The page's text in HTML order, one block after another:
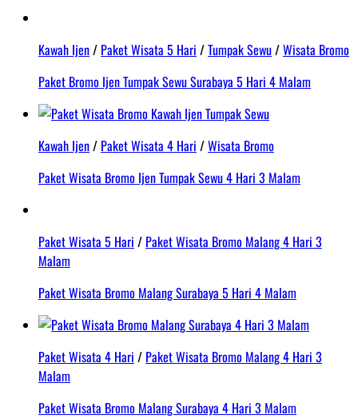
Kawah Ijen/ Paket Wisata 5 Hari /Tumpak Sewu/Wisata Bromo
Paket Bromo Ijen Tumpak Sewu Surabaya 5 Hari 4 Malam
Kawah Ijen/ Paket Wisata 4 Hari /Wisata Bromo
Paket Wisata Bromo Ijen Tumpak Sewu 4 Hari 3 Malam
Paket Wisata 5 Hari / Paket Wisata Bromo Malang 4 Hari 3
Malam
Paket Wisata Bromo Malang Surabaya 5 Hari 4 Malam
Paket Wisata 4 Hari / Paket Wisata Bromo Malang 4 Hari 3
Malam
Paket Wisata Bromo Malang Surabaya 4 Hari 3 Malam